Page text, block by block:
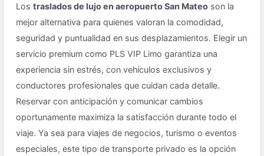
Lostraslados de lujo en aeropuerto San Mateo son la
mejor alternativa para quienes valoran la comodidad,
seguridad y puntualidad en sus desplazamientos. Elegir un
servicio premium como PLS VIP Limo garantiza una
experiencia sin estrés, con vehículos exclusivos y
conductores profesionales que cuidan cada detalle.
Reservar con anticipación y comunicar cambios
oportunamente maximiza la satisfacción durante todo el
viaje. Ya sea para viajes de negocios, turismo o eventos
especiales, este tipo de transporte privado es la opción